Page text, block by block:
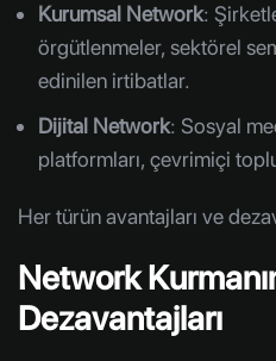
Kurumsal Network:
örgütlenmeler, sektörel
edinilen irtibatlar.
Dijital Network: Sosyal
platformları, çevrimiçi
Her türün avantajları ve
Network
Dezavantajları